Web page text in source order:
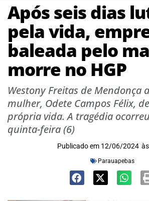
Após seis dias
pela vida,
baleada pelo
morre no HGP
Westony Freitas de Mendonça
mulher, Odete Campos Félix,
própria vida. A tragédia
quinta-feira (6)
Publicado em 12/06/2024 às
Parauapebas